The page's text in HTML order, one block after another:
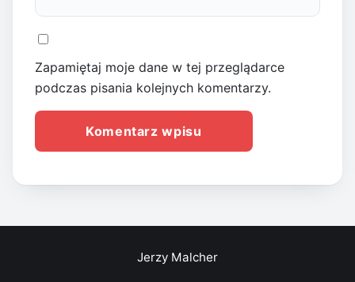
Zapamiętaj moje dane w tej przeglądarce
podczas pisania kolejnych komentarzy.
Jerzy Malcher